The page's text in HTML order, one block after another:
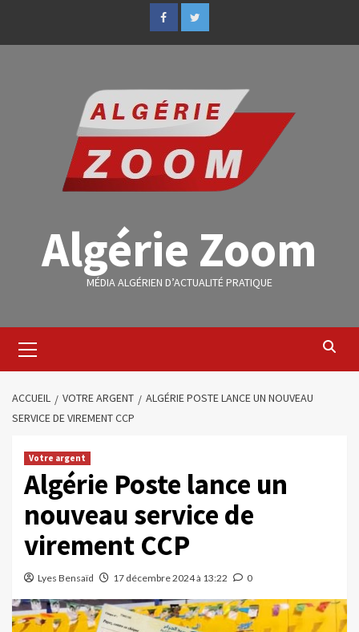
Algérie Zoom
MÉDIA ALGÉRIEN D’ACTUALITÉ PRATIQUE
ACCUEIL VOTRE ARGENT
ALGÉRIE POSTE LANCE UN NOUVEAU
SERVICE DE VIREMENT CCP
Votre argent
Algérie Poste lance un
nouveau service de
virement CCP
Lyes Bensaïd 17 décembre 2024 à 13:22 0